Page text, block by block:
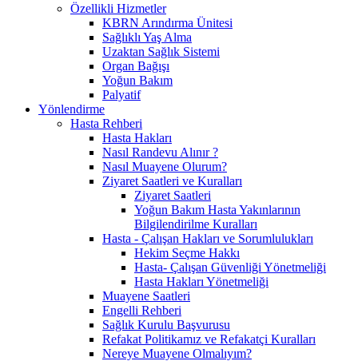
Özellikli Hizmetler
KBRN Arındırma Ünitesi
Sağlıklı Yaş Alma
Uzaktan Sağlık Sistemi
Organ Bağışı
Yoğun Bakım
Palyatif
Yönlendirme
Hasta Rehberi
Hasta Hakları
Nasıl Randevu Alınır ?
Nasıl Muayene Olurum?
Ziyaret Saatleri ve Kuralları
Ziyaret Saatleri
Yoğun Bakım Hasta Yakınlarının
Bilgilendirilme Kuralları
Hasta - Çalışan Hakları ve Sorumlulukları
Hekim Seçme Hakkı
Hasta- Çalışan Güvenliği Yönetmeliği
Hasta Hakları Yönetmeliği
Muayene Saatleri
Engelli Rehberi
Sağlık Kurulu Başvurusu
Refakat Politikamız ve Refakatçi Kuralları
Nereye Muayene Olmalıyım?